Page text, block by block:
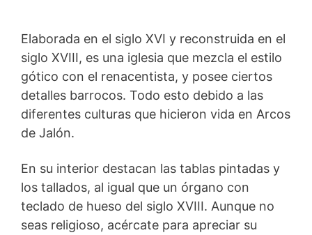
Elaborada en el siglo XVI y reconstruida en el
siglo XVIII, es una iglesia que mezcla el estilo
gótico con el renacentista, y posee ciertos
detalles barrocos. Todo esto debido a las
diferentes culturas que hicieron vida en Arcos
de Jalón.
En su interior destacan las tablas pintadas y
los tallados, al igual que un órgano con
teclado de hueso del siglo XVIII. Aunque no
seas religioso, acércate para apreciar su